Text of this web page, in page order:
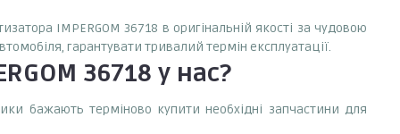
IMPERGOM 36718 в оригінальній якості за чудовою
гарантувати тривалий термін експлуатації.
36718 у нас?
бажають терміново купити необхідні запчастини для